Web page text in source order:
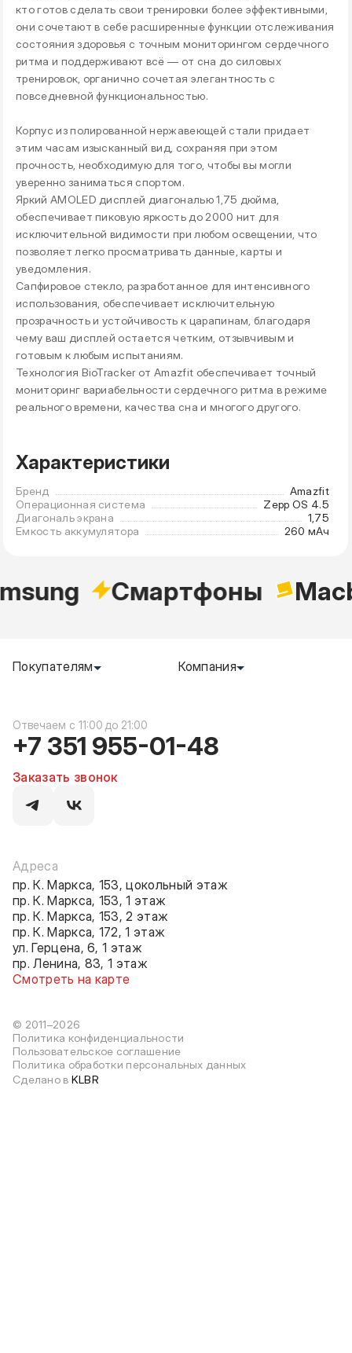
кто готов сделать свои тренировки более эффективными,
они сочетают в себе расширенные функции отслеживания
состояния здоровья с точным мониторингом сердечного
ритма и поддерживают всё — от сна до силовых
тренировок, органично сочетая элегантность с
повседневной функциональностью.
Корпус из полированной нержавеющей стали придает
этим часам изысканный вид, сохраняя при этом
прочность, необходимую для того, чтобы вы могли
уверенно заниматься спортом.
Яркий AMOLED дисплей диагональю 1,75 дюйма,
обеспечивает пиковую яркость до 2000 нит для
исключительной видимости при любом освещении, что
позволяет легко просматривать данные, карты и
уведомления.
Сапфировое стекло, разработанное для интенсивного
использования, обеспечивает исключительную
прозрачность и устойчивость к царапинам, благодаря
чему ваш дисплей остается четким, отзывчивым и
готовым к любым испытаниям.
Технология BioTracker от Amazfit обеспечивает точный
мониторинг вариабельности сердечного ритма в режиме
реального времени, качества сна и многого другого.
Характеристики
Бренд
Amazfit
Операционная система
Zepp OS 4.5
Диагональ экрана
1,75
Емкость аккумулятора
260 мАч
Cмартфоны
Покупателям Компания
© 2011–2026
Политика конфиденциальности
Пользовательское соглашение
Политика обработки персональных данных
Сделано в KLBR
c 11:00 до 21:00
+7 351 955-01-48
Заказать звонок
Адреса
пр. К. Маркса, 153, цокольный этаж
пр. К. Маркса, 153, 1 этаж
пр. К. Маркса, 153, 2 этаж
пр. К. Маркса, 172, 1 этаж
ул. Герцена, 6, 1 этаж
пр. Ленина, 83, 1 этаж
Смотреть на карте